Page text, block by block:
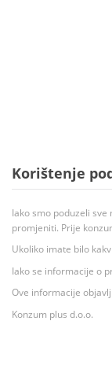
Korištenje
Iako smo poduzeli
promjeniti. Prije
Ukoliko imate bilo
Iako se informacije o
Ove informacije
Konzum plus d.o.o.